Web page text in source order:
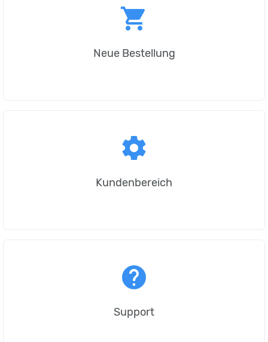
shopping_cart
Neue Bestellung
settings
Kundenbereich
help
Support